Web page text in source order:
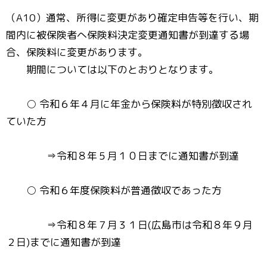
（A10）通常、所得に変更があり確定申告等を行い、期
間内に被保険者へ保険料決定変更通知書が到達する場
合、保険料に変更があります。
期間については以下のとおりとなります。
○ 令和６年４月に年金から保険料が特別徴収され
ていた方
⇒令和８年５月１０日までに通知書が到達
○ 令和６年度保険料が普通徴収であった方
⇒令和８年７月３１日(広島市は令和８年９月
２日)までに通知書が到達